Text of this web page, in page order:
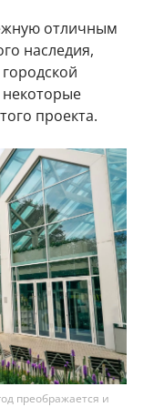
отличным
наследия,
проекта.
преображается и